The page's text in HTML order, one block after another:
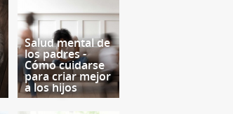
Salud mental de
los padres -
Cómo cuidarse
para criar mejor
a los hijos